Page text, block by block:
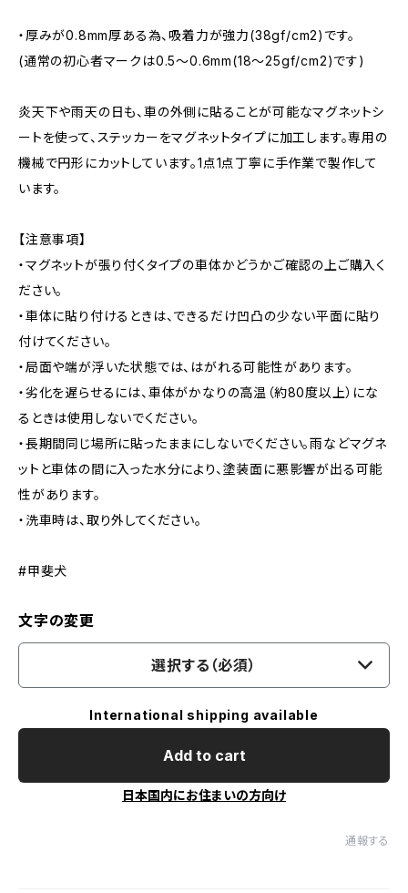
・厚みが0.8mm厚ある為、吸着力が強力(38gf/cm2)です。
(通常の初心者マークは0.5～0.6mm(18～25gf/cm2)です)
炎天下や雨天の日も、車の外側に貼ることが可能なマグネットシ
ートを使って、ステッカーをマグネットタイプに加工します。専用の
機械で円形にカットしています。1点1点丁寧に手作業で製作して
います。
【注意事項】
・マグネットが張り付くタイプの車体かどうかご確認の上ご購入く
ださい。
・車体に貼り付けるときは、できるだけ凹凸の少ない平面に貼り
付けてください。
・局面や端が浮いた状態では、はがれる可能性があります。
・劣化を遅らせるには、車体がかなりの高温（約80度以上）にな
るときは使用しないでください。
・長期間同じ場所に貼ったままにしないでください。雨などマグネ
ットと車体の間に入った水分により、塗装面に悪影響が出る可能
性があります。
・洗車時は、取り外してください。
#甲斐犬
文字の変更
選択する（必須）
International shipping available
Add to cart
日本国内にお住まいの方向け
通報する